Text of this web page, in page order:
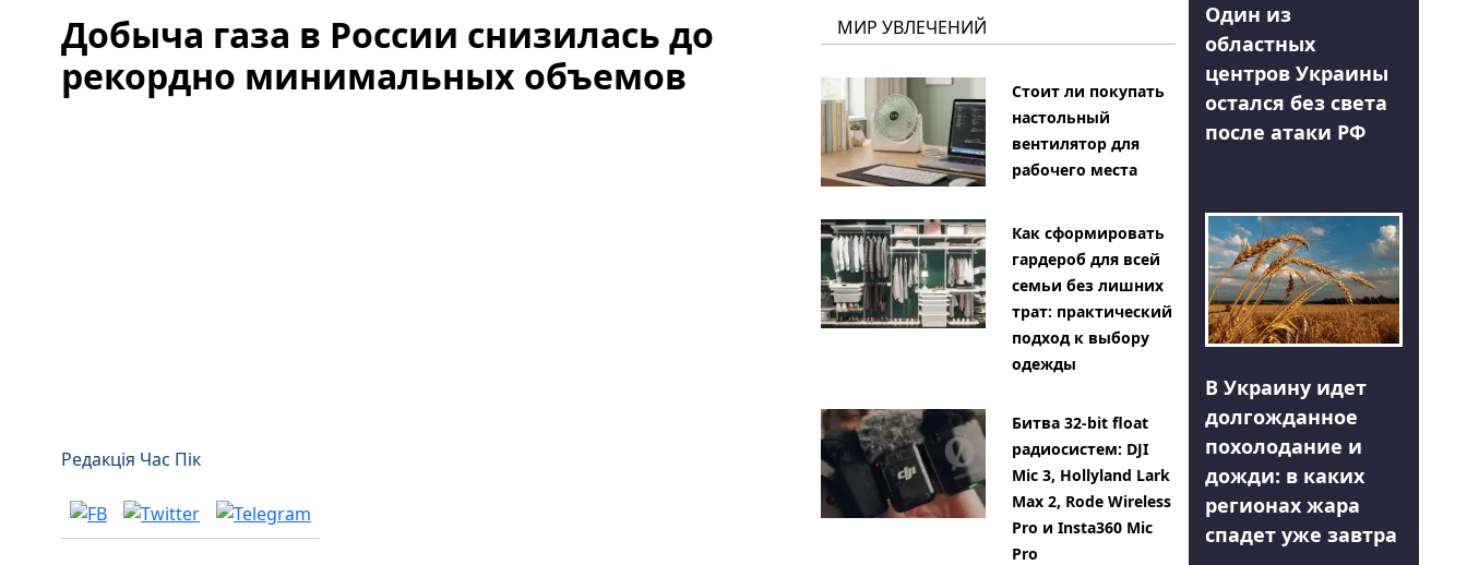
Добыча газа в России снизилась до
рекордно минимальных объемов
Редакція Час Пік
МИР УВЛЕЧЕНИЙ
Стоит ли покупать
настольный
вентилятор для
рабочего места
Как сформировать
гардероб для всей
семьи без лишних
трат: практический
подход к выбору
одежды
Битва 32-bit float
радиосистем: DJI
Mic 3, Hollyland Lark
Max 2, Rode Wireless
Pro и Insta360 Mic
Pro
Один из
областных
центров Украины
остался без света
после атаки РФ
В Украину идет
долгожданное
похолодание и
дожди: в каких
регионах жара
спадет уже завтра